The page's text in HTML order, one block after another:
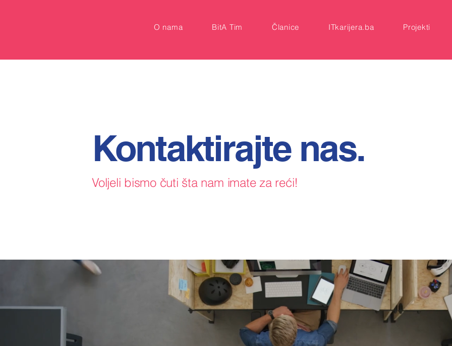
O nama BitA Tim Članice ITkarijera.ba Projekti
Kontaktirajte nas.
Voljeli bismo čuti šta nam imate za reći!